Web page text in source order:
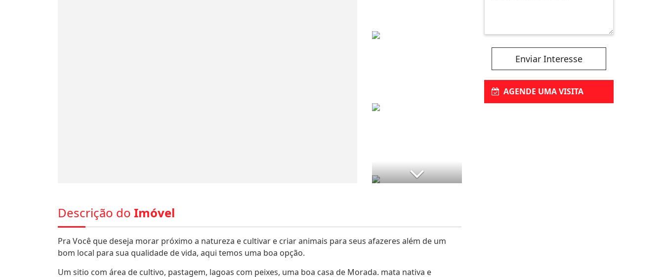
Descrição do Imóvel
Pra Você que deseja morar próximo a natureza e cultivar e criar animais para seus afazeres além de um
bom local para sua qualidade de vida, aqui temos uma boa opção.
Um sitio com área de cultivo, pastagem, lagoas com peixes, uma boa casa de Morada. mata nativa e
Enviar Interesse